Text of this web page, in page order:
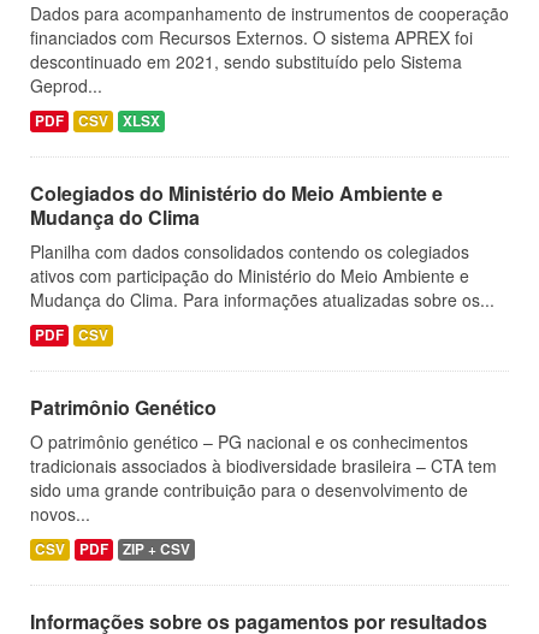
Dados para acompanhamento de instrumentos de cooperação
financiados com Recursos Externos. O sistema APREX foi
descontinuado em 2021, sendo substituído pelo Sistema
Geprod...
PDF CSV XLSX
Colegiados do Ministério do Meio Ambiente e
Mudança do Clima
Planilha com dados consolidados contendo os colegiados
ativos com participação do Ministério do Meio Ambiente e
Mudança do Clima. Para informações atualizadas sobre os...
PDF CSV
Patrimônio Genético
O patrimônio genético – PG nacional e os conhecimentos
tradicionais associados à biodiversidade brasileira – CTA tem
sido uma grande contribuição para o desenvolvimento de
novos...
CSV PDF ZIP + CSV
Informações sobre os pagamentos por resultados